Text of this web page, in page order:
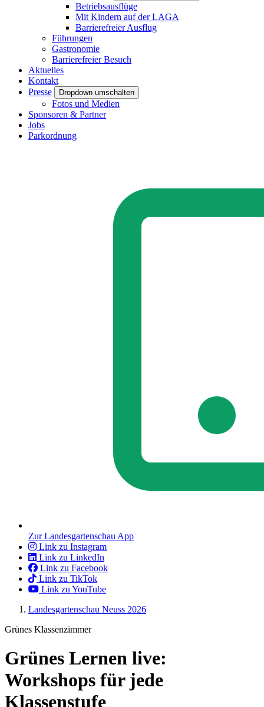
Betriebsausflüge
Mit Kindern auf der LAGA
Barrierefreier Ausflug
Führungen
Gastronomie
Barrierefreier Besuch
Aktuelles
Kontakt
Presse
Dropdown umschalten
Fotos und Medien
Sponsoren & Partner
Jobs
Parkordnung
Zur Landesgartenschau App
Link zu Instagram
Link zu LinkedIn
Link zu Facebook
Link zu TikTok
Link zu YouTube
Landesgartenschau Neuss 2026
Grünes Klassenzimmer
Grünes Lernen live:
Workshops für jede
Klassenstufe